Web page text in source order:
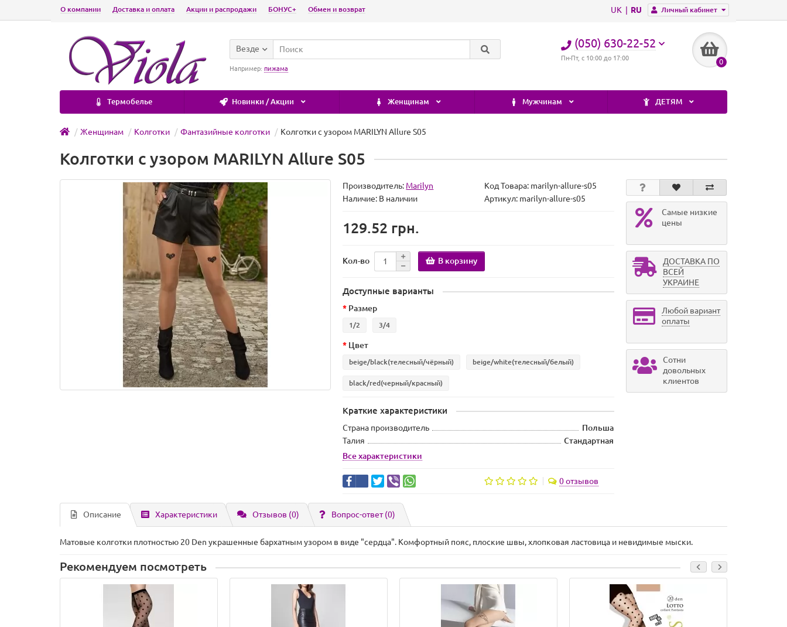
Личный кабинет
UK RU
О компании Доставка и оплата Акции и распродажи БОНУС+ Обмен и возврат
(050) 630-22-52
Пн-Пт, с 10:00 до 17:00 0
Везде
Например: пижама
Термобелье Новинки / Акции Женщинам Мужчинам ДЕТЯМ
Женщинам Колготки Фантазийные колготки Колготки с узором MARILYN Allure S05
Колготки с узором MARILYN Allure S05
Производитель: Marilyn Код Товара: marilyn-allure-s05
Наличие: В наличии Артикул: marilyn-allure-s05
129.52 грн.
Кол-во В корзину
Доступные варианты
Размер
1/2 3/4
Цвет
beige/black(телесный/чёрный) beige/white(телесный/белый)
black/red(черный/красный)
Краткие характеристики
Страна производитель
Польша
Талия
Стандартная
Все характеристики
0 отзывов
Самые низкие
цены
ДОСТАВКА ПО
ВСЕЙ
УКРАИНЕ
Любой вариант
оплаты
Сотни
довольных
клиентов
Описание Характеристики Отзывов (0) Вопрос-ответ(0)
Матовые колготки плотностью 20 Den украшенные бархатным узором в виде "сердца". Комфортный пояс, плоские швы, хлопковая ластовица и невидимые мыски.
Рекомендуем посмотреть